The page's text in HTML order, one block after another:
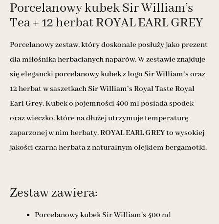
Porcelanowy kubek Sir William’s
Tea + 12 herbat ROYAL EARL GREY
Porcelanowy zestaw, który doskonale posłuży jako prezent
dla miłośnika herbacianych naparów. W zestawie znajduje
się eleganckiporcelanowy kubek z logo Sir William’s oraz
12 herbat w saszetkach Sir William’s Royal Taste Royal
Earl Grey. Kubek o pojemności 400 ml posiada spodek
oraz wieczko, które na dłużej utrzymuje temperaturę
zaparzonej w nim herbaty.ROYAL EARL GREYto wysokiej
jakości czarna herbata z naturalnym olejkiem bergamotki.
Zestaw zawiera:
Porcelanowy kubek Sir William’s 400 ml